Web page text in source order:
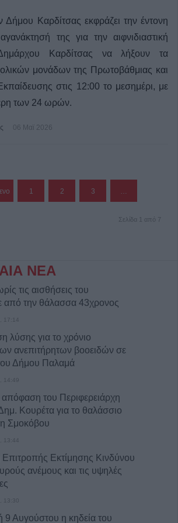
Καρδίτσας εκφράζει την έντονη
της για την αιφνιδιαστική
Καρδίτσας να λήξουν τα
μονάδων της Πρωτοβάθμιας και
στις 12:00 το μεσημέρι, με
των 24 ωρών.
06 Μαϊ 2026
1 2 3 …
Σελίδα 1 από 7
ΝΕΑ
τις αισθήσεις του
από την θάλασσα 43χρονος
17:14
λύσης για το χρόνιο
ανεπιτήρητων βοοειδών σε
Δήμου Παλαμά
14:49
του Περιφερειάρχη
Κουρέτα για το θαλάσσιο
Σμοκόβου
13:44
Επιτροπής Εκτίμησης Κινδύνου
ανέμους και τις υψηλές
13:30
9 Αυγούστου η κηδεία του